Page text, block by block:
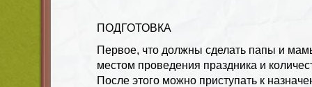
ПОДГОТОВКА
Первое, что должны сделать папы и
местом проведения праздника и
После этого можно приступать к